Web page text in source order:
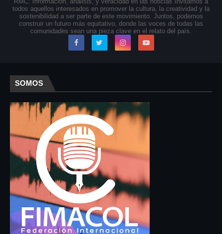
todos aquellos interesados en promover la cultura, la creatividad y la
sostenibilidad a ser parte de este movimiento. Juntos, podemos
construir un futuro más equitativo, donde las voces de todas las
comunidades sean una pieza clave en el relato del país.
SOMOS